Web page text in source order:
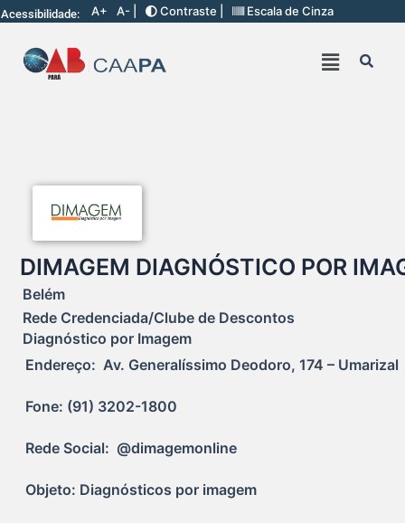
Acessibilidade: A+ A- | Contraste | Escala de Cinza
DIMAGEM DIAGNÓSTICO POR
Belém
Rede Credenciada/Clube de Descontos
Diagnóstico por Imagem
Endereço:  Av. Generalíssimo Deodoro, 174 – Umarizal
Fone: (91) 3202-1800
Rede Social:  @dimagemonline
Objeto: Diagnósticos por imagem